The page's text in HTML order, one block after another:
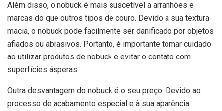
Além disso, o nobuck é mais suscetível a arranhões e
marcas do que outros tipos de couro. Devido à sua textura
macia, o nobuck pode facilmente ser danificado por objetos
afiados ou abrasivos. Portanto, é importante tomar cuidado
ao utilizar produtos de nobuck e evitar o contato com
superfícies ásperas.
Outra desvantagem do nobuck é o seu preço. Devido ao
processo de acabamento especial e à sua aparência